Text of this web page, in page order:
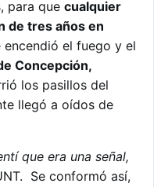
para que cualquier
de tres años en
encendió el fuego y el
Concepción,
los pasillos del
llegó a oídos de
que era una señal,
Se conformó así,